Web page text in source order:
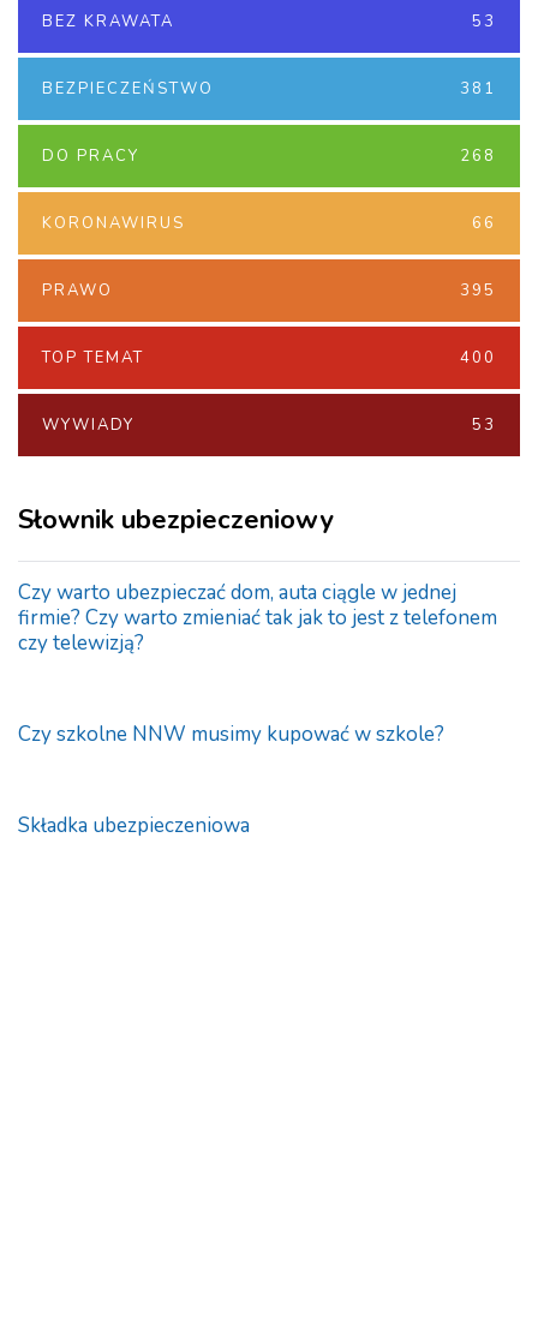
BEZ KRAWATA 53
BEZPIECZEŃSTWO 381
DO PRACY 268
KORONAWIRUS 66
PRAWO 395
TOP TEMAT 400
WYWIADY 53
Słownik ubezpieczeniowy
Czy warto ubezpieczać dom, auta ciągle w jednej
firmie? Czy warto zmieniać tak jak to jest z telefonem
czy telewizją?
Czy szkolne NNW musimy kupować w szkole?
Składka ubezpieczeniowa